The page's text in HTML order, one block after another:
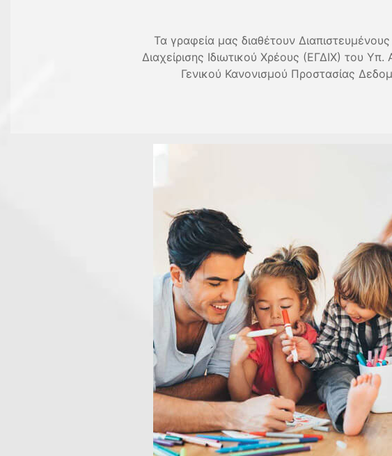
Τα γραφεία μας διαθέτουν
Διαχείρισης Ιδιωτικού Χρέους (ΕΓΔΙΧ) του
Γενικού Κανονισμού Προστασίας